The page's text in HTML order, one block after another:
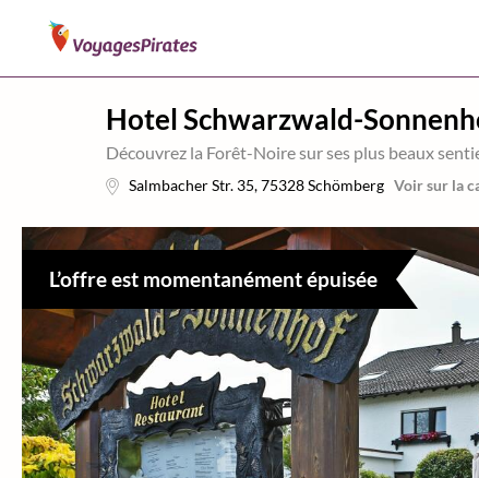
Hotel Schwarzwald-
Découvrez la Forêt-Noire sur ses plus beaux
Salmbacher Str. 35,75328Schömberg Voir sur la
L’offre est momentanément épuisée